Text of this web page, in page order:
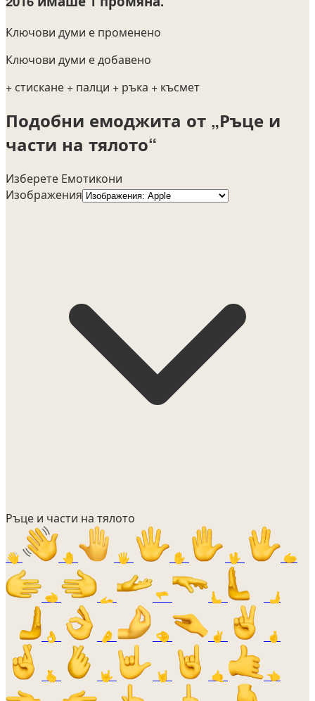
Ключови думи е променено
Ключови думи е добавено
+ стискане + палци + ръка + късмет
Подобни емоджита от „Ръце и
части на тялото“
Изберете Емотикони
Изображения
Ръце и части на тялото
👋 🤚 🖐️ ✋ 🖖 🫱
🫲 🫴 🫳 🫷 🫸
👌 🤌 🤏 ✌️ 🤞
🫰 🤟 🤘 🤙 👈